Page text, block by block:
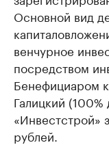
Основной вид
венчурное
посредством
Бенефициаром
Галицкий
«Инвестстрой»
рублей.